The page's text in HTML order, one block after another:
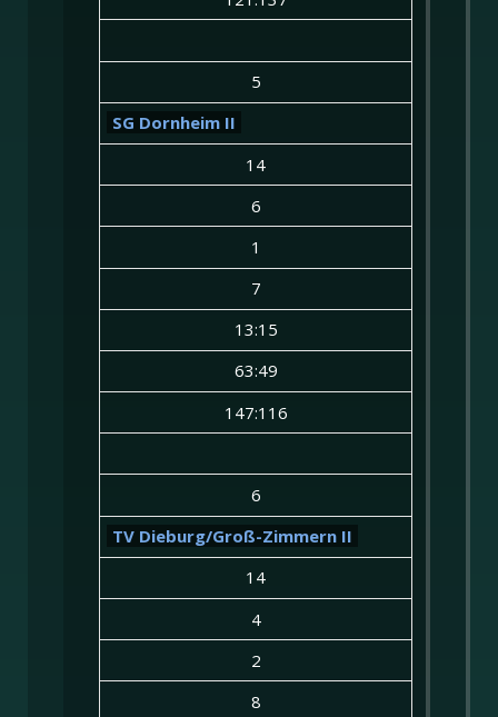
5
SG Dornheim II
14
6
1
7
13:15
63:49
147:116
6
TV Dieburg/Groß-Zimmern II
14
4
2
8